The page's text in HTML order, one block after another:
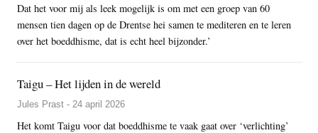
Dat het voor mij als leek mogelijk is om met een groep van 60
mensen tien dagen op de Drentse hei samen te mediteren en te leren
over het boeddhisme, dat is echt heel bijzonder.’
Taigu – Het lijden in de wereld
Jules Prast - 24 april 2026
Het komt Taigu voor dat boeddhisme te vaak gaat over ‘verlichting’